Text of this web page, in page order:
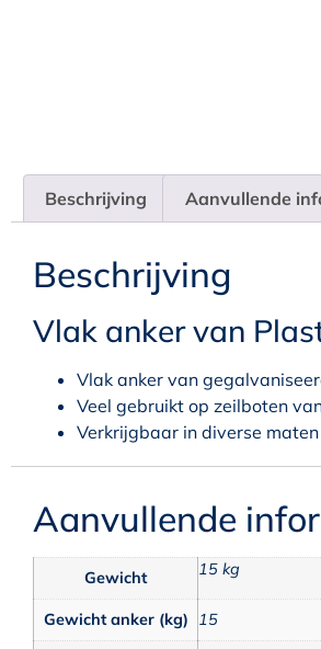
Beschrijving Aanvullende
Beschrijving
Vlak anker van
Vlak anker van
Veel gebruikt op zeilboten
Verkrijgbaar in diverse
Aanvullende
Gewicht 15 kg
Gewicht anker (kg) 15